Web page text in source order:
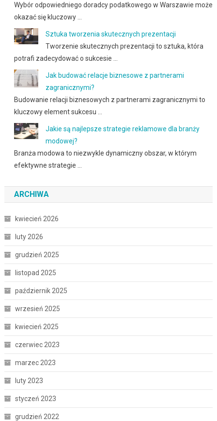
Wybór odpowiedniego doradcy podatkowego w Warszawie może
okazać się kluczowy …
Sztuka tworzenia skutecznych prezentacji
Tworzenie skutecznych prezentacji to sztuka, która
potrafi zadecydować o sukcesie …
Jak budować relacje biznesowe z partnerami
zagranicznymi?
Budowanie relacji biznesowych z partnerami zagranicznymi to
kluczowy element sukcesu …
Jakie są najlepsze strategie reklamowe dla branży
modowej?
Branża modowa to niezwykle dynamiczny obszar, w którym
efektywne strategie …
ARCHIWA
kwiecień 2026
luty 2026
grudzień 2025
listopad 2025
październik 2025
wrzesień 2025
kwiecień 2025
czerwiec 2023
marzec 2023
luty 2023
styczeń 2023
grudzień 2022